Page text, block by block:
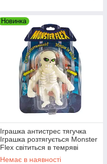
Новинка
Іграшка антистрес тягучка
Іграшка розтягується Monster
Flex світиться в темряві
"Скелет"
Немає в наявності